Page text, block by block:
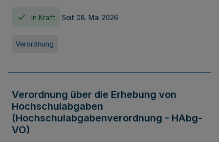
In Kraft Seit 08. Mai 2026
Verordnung
Verordnung über die Erhebung von
Hochschulabgaben
(Hochschulabgabenverordnung - HAbg-
VO)